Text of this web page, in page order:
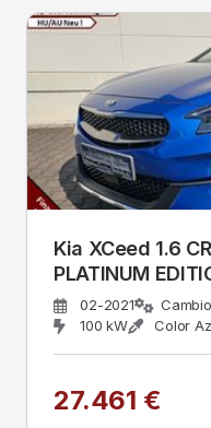
Kia XCeed 1.6
PLATINUM
02-2021
100 kW
Color
27.461 €